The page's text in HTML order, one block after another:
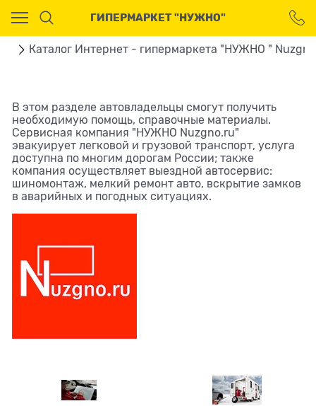
ГИПЕРМАРКЕТ "НУЖНО"
Каталог Интернет - гипермаркета "НУЖНО "
В этом разделе автовладельцы смогут получить
необходимую помощь, справочные материалы.
Сервисная компания "НУЖНО Nuzgno.ru"
эвакуирует легковой и грузовой транспорт, услуга
доступна по многим дорогам России; также
компания осуществляет выездной автосервис:
шиномонтаж, мелкий ремонт авто, вскрытие замков
в аварийных и погодных ситуациях.
Ваш город - Москва,
угадали?
ДА НЕТ